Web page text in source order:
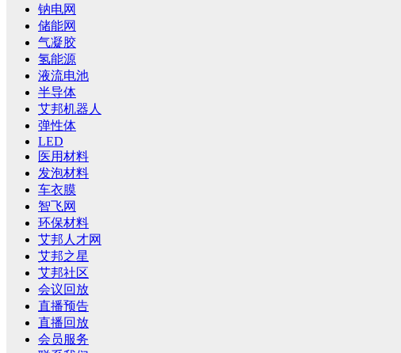
钠电网
储能网
气凝胶
氢能源
液流电池
半导体
艾邦机器人
弹性体
LED
医用材料
发泡材料
车衣膜
智飞网
环保材料
艾邦人才网
艾邦之星
艾邦社区
会议回放
直播预告
直播回放
会员服务